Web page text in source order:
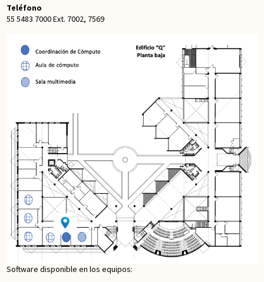
Teléfono
55 5483 7000 Ext. 7002, 7569
Software disponible en los equipos: